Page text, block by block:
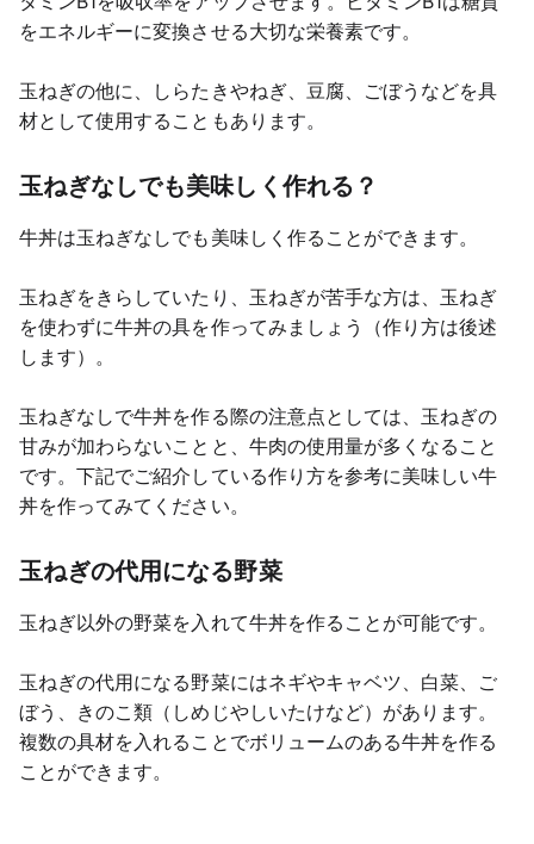
をエネルギーに変換させる大切な栄養素です。
玉ねぎの他に、しらたきやねぎ、豆腐、ごぼうなどを具
材として使用することもあります。
玉ねぎなしでも美味しく作れる？
牛丼は玉ねぎなしでも美味しく作ることができます。
玉ねぎをきらしていたり、玉ねぎが苦手な方は、玉ねぎ
を使わずに牛丼の具を作ってみましょう（作り方は後述
します）。
玉ねぎなしで牛丼を作る際の注意点としては、玉ねぎの
甘みが加わらないことと、牛肉の使用量が多くなること
です。下記でご紹介している作り方を参考に美味しい牛
丼を作ってみてください。
玉ねぎの代用になる野菜
玉ねぎ以外の野菜を入れて牛丼を作ることが可能です。
玉ねぎの代用になる野菜にはネギやキャベツ、白菜、ご
ぼう、きのこ類（しめじやしいたけなど）があります。
複数の具材を入れることでボリュームのある牛丼を作る
ことができます。